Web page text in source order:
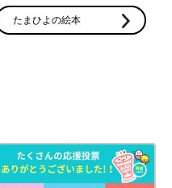
たまひよの絵本